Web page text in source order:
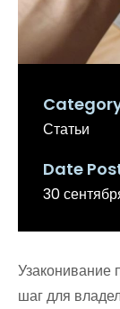
Статьи
Date
30
шаг для